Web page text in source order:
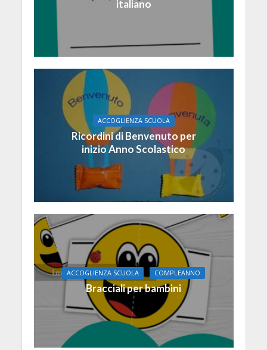
italiano
ACCOGLIENZA SCUOLA
Ricordini di Benvenuto per
inizio Anno Scolastico
ACCOGLIENZA SCUOLA COMPLEANNO
Bracciali per bambini